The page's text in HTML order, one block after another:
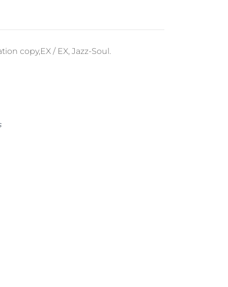
copy,EX / EX, Jazz-Soul.